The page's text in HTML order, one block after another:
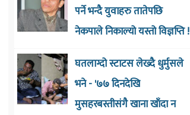
पर्ने भन्दै युवाहरु तातेपछि
नेकपाले निकाल्यो यस्तो विज्ञप्ति !
घतलाग्दो स्टाटस लेख्दै धुर्मुसले
भने - '७७ दिनदेखि
मुसहरबस्तीसंगै खाना खाँदा न